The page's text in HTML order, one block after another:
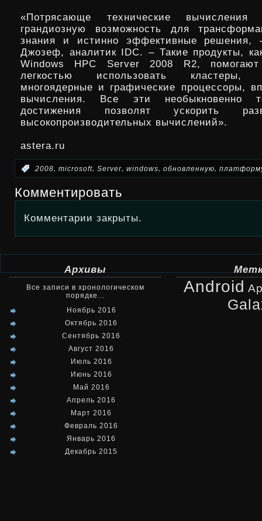
«Потрясающе технические вычисления
грандиозную возможность для
знания и истинно эффективные решения,
Джозеф, аналитик IDC. – Такие продукты,
Windows HPC Server 2008 R2, помогают
легкостью использовать кластеры,
многоядерные и графические процессоры,
вычисления. Все эти необыкновенно
достижения позволят ускорить
высокопроизводительных вычислений».
astera.ru
2008, microsoft, Server, windows, обновленную,
Комментировать
Комментарии закрыты.
Архивы
Все записи в хронологическом
порядке...
Ноябрь 2016
Октябрь 2016
Сентябрь 2016
Август 2016
Июль 2016
Июнь 2016
Май 2016
Апрель 2016
Март 2016
Февраль 2016
Январь 2016
Декабрь 2015
Android